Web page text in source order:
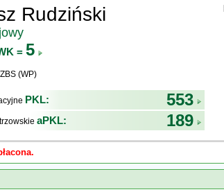
Rudziński
= 5
(WP)
PKL: 553
aPKL: 189